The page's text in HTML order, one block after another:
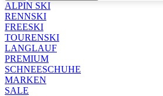
ALPIN SKI
RENNSKI
FREESKI
TOURENSKI
LANGLAUF
PREMIUM
SCHNEESCHUHE
MARKEN
SALE